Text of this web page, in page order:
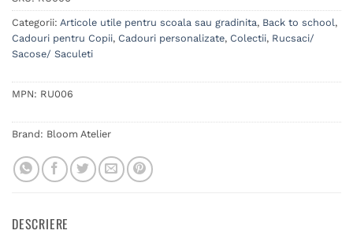
Categorii: Articole utile pentru scoala sau gradinita, Back to school,
Cadouri pentru Copii, Cadouri personalizate, Colectii, Rucsaci/
Sacose/ Saculeti
MPN: RU006
Brand: Bloom Atelier
DESCRIERE